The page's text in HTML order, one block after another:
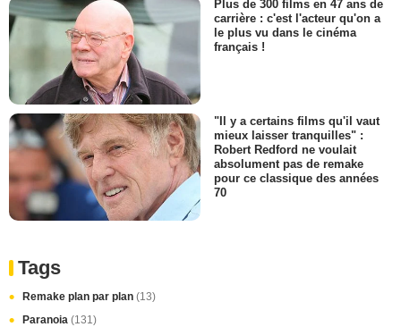
Plus de 300 films en 47 ans de
carrière : c'est l'acteur qu'on a
le plus vu dans le cinéma
français !
"Il y a certains films qu'il vaut
mieux laisser tranquilles" :
Robert Redford ne voulait
absolument pas de remake
pour ce classique des années
70
Tags
Remake plan par plan (13)
Paranoia (131)